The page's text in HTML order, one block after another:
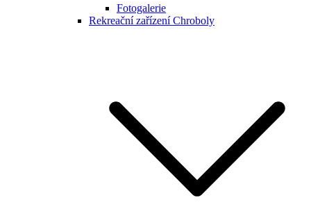
Fotogalerie
Rekreační zařízení Chroboly